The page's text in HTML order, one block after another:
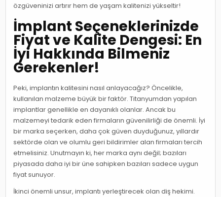
özgüveninizi artırır hem de yaşam kalitenizi yükseltir!
İmplant Seçeneklerinizde
Fiyat ve Kalite Dengesi: En
İyi Hakkında Bilmeniz
Gerekenler!
Peki, implantın kalitesini nasıl anlayacağız? Öncelikle,
kullanılan malzeme büyük bir faktör. Titanyumdan yapılan
implantlar genellikle en dayanıklı olanlar. Ancak bu
malzemeyi tedarik eden firmaların güvenilirliği de önemli. İyi
bir marka seçerken, daha çok güven duyduğunuz, yıllardır
sektörde olan ve olumlu geri bildirimler alan firmaları tercih
etmelisiniz. Unutmayın ki, her marka aynı değil; bazıları
piyasada daha iyi bir üne sahipken bazıları sadece uygun
fiyat sunuyor.
İkinci önemli unsur, implantı yerleştirecek olan diş hekimi.